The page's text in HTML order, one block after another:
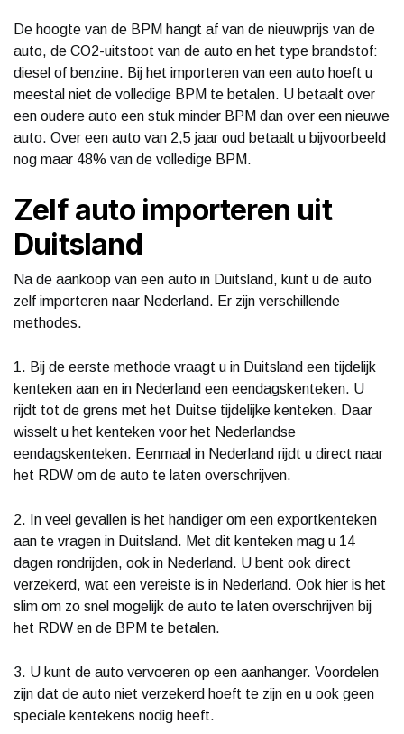
De hoogte van de BPM hangt af van de nieuwprijs van de
auto, de CO2-uitstoot van de auto en het type brandstof:
diesel of benzine. Bij het importeren van een auto hoeft u
meestal niet de volledige BPM te betalen. U betaalt over
een oudere auto een stuk minder BPM dan over een nieuwe
auto. Over een auto van 2,5 jaar oud betaalt u bijvoorbeeld
nog maar 48% van de volledige BPM.
Zelf auto importeren uit
Duitsland
Na de aankoop van een auto in Duitsland, kunt u de auto
zelf importeren naar Nederland. Er zijn verschillende
methodes.
1. Bij de eerste methode vraagt u in Duitsland een tijdelijk
kenteken aan en in Nederland een eendagskenteken. U
rijdt tot de grens met het Duitse tijdelijke kenteken. Daar
wisselt u het kenteken voor het Nederlandse
eendagskenteken. Eenmaal in Nederland rijdt u direct naar
het RDW om de auto te laten overschrijven.
2. In veel gevallen is het handiger om een exportkenteken
aan te vragen in Duitsland. Met dit kenteken mag u 14
dagen rondrijden, ook in Nederland. U bent ook direct
verzekerd, wat een vereiste is in Nederland. Ook hier is het
slim om zo snel mogelijk de auto te laten overschrijven bij
het RDW en de BPM te betalen.
3. U kunt de auto vervoeren op een aanhanger. Voordelen
zijn dat de auto niet verzekerd hoeft te zijn en u ook geen
speciale kentekens nodig heeft.